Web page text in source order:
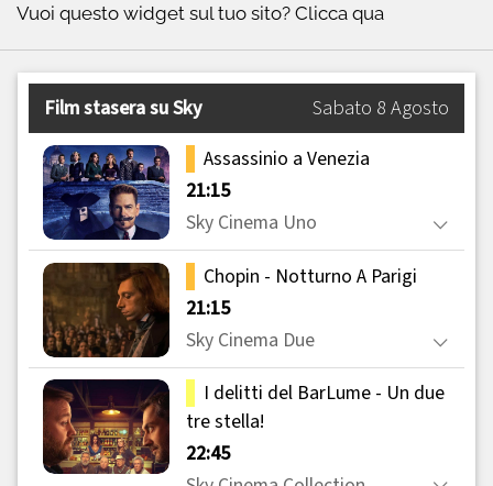
Vuoi questo widget sul tuo sito? Clicca qua